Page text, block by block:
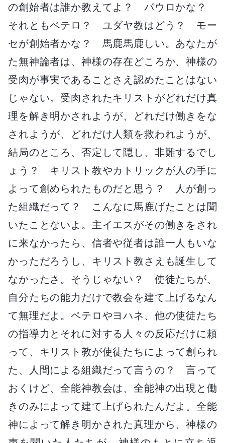
の創始者は誰か教えてよ？ パウロかな？
それともペテロ？ ユダヤ教はどう？ モー
セが創始者かな？ 馬鹿馬鹿しい。あなたが
た無神論者は、神様の存在どころか、神様の
受肉が事実であることさえ認めたことはない
じゃない。受肉されたキリストがどれだけ真
理を解き明かされようが、どれだけ働きをな
されようが、どれだけ人類を救われようが、
結局のところ、否定して隠し、非難するでし
ょう？ キリスト教やカトリックが人の手に
よって創められたものだと思う？ 人が創っ
た組織だって？ こんなに馬鹿げたことは聞
いたことないよ。主イエスがその働きをされ
に来なかったら、信者や従者は誰一人もいな
かっただろうし、キリスト教さえも誕生して
なかったさ。そうじゃない？ 使徒たちが、
自分たちの能力だけで教会を建て上げるなん
て無理だよ。ペテロやヨハネ、他の使徒たち
の指導力とそれに対する人々の反応だけに頼
って、キリスト教が使徒たちによって創られ
た、人間による組織だって言うの？ 言って
おくけど、全能神教会は、全能神の出現と働
きのみによって建て上げられたんだよ。全能
神によって解き明かされた真理から、神様の